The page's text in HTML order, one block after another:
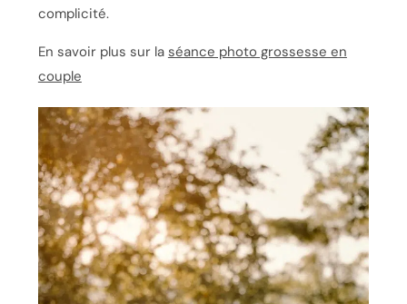
complicité.
En savoir plus sur la séance photo grossesse en
couple